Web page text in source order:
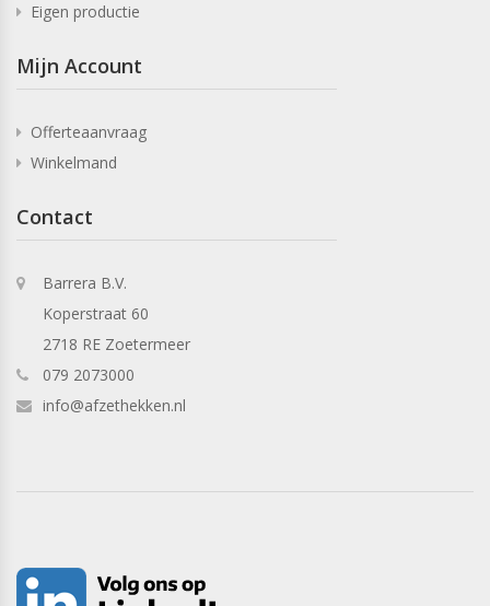
Eigen productie
Mijn Account
Offerteaanvraag
Winkelmand
Contact
Barrera B.V.
Koperstraat 60
2718 RE Zoetermeer
079 2073000
info@afzethekken.nl